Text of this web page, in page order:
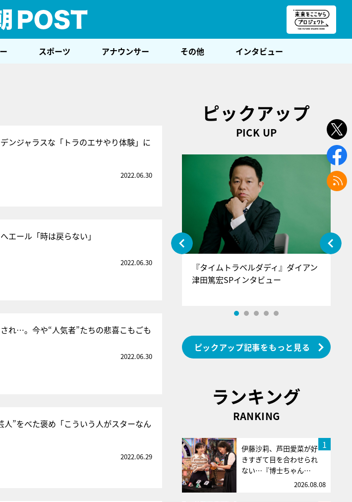
スポーツ アナウンサー その他 インタビュー
ンジャラスな「トラのエサやり体験」に
2022.06.30
エール「時は戻らない」
2022.06.30
れ…。今や“人気者”たちの悲喜こもごも
2022.06.30
”をべた褒め「こういう人がスターなん
2022.06.29
ピックアップ
PICK UP
『アイ＝ラブ！げーみんぐ』＝LOV
『タイムトラベルダディ』ダイアン
津田篤宏SPインタビュー
ピックアップ記事をもっと見る
ランキング
RANKING
1
伊藤沙莉、芦田愛菜が好
きすぎて目を合わせられ
ない…『博士ちゃん…
2026.08.08